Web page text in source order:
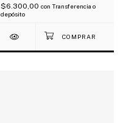
$6.300,00 con Transferencia o
depósito